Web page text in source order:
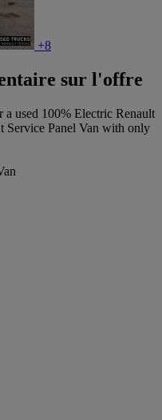
+8
sur l'offre
used 100% Electric Renault
Service Panel Van with only